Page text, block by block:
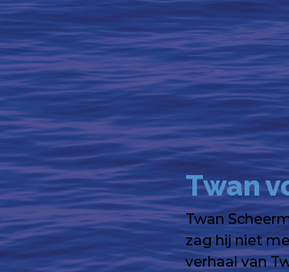
Twan
Twan
zag hij niet
verhaal van